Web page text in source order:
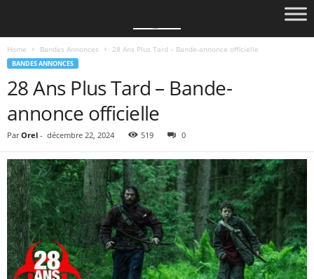
Home Bandes Annonces 28 Ans Plus Tard – Bande-annonce officielle
BANDES ANNONCES
28 Ans Plus Tard – Bande-
annonce officielle
Par Orel - décembre 22, 2024 519 0